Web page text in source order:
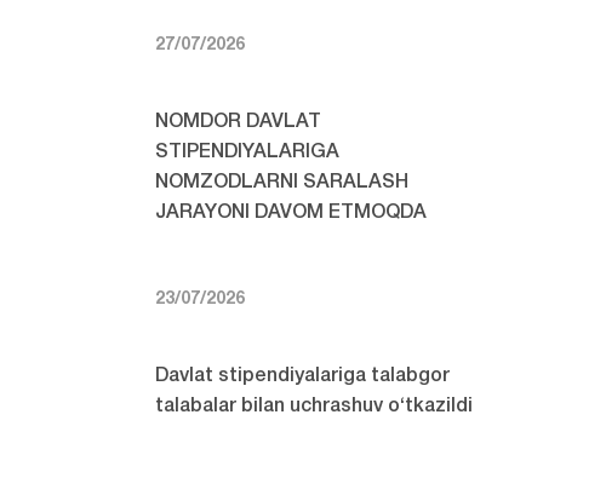
27/07/2026
NOMDOR DAVLAT
STIPENDIYALARIGA
NOMZODLARNI SARALASH
JARAYONI DAVOM ETMOQDA
23/07/2026
Davlat stipendiyalariga talabgor
talabalar bilan uchrashuv o‘tkazildi